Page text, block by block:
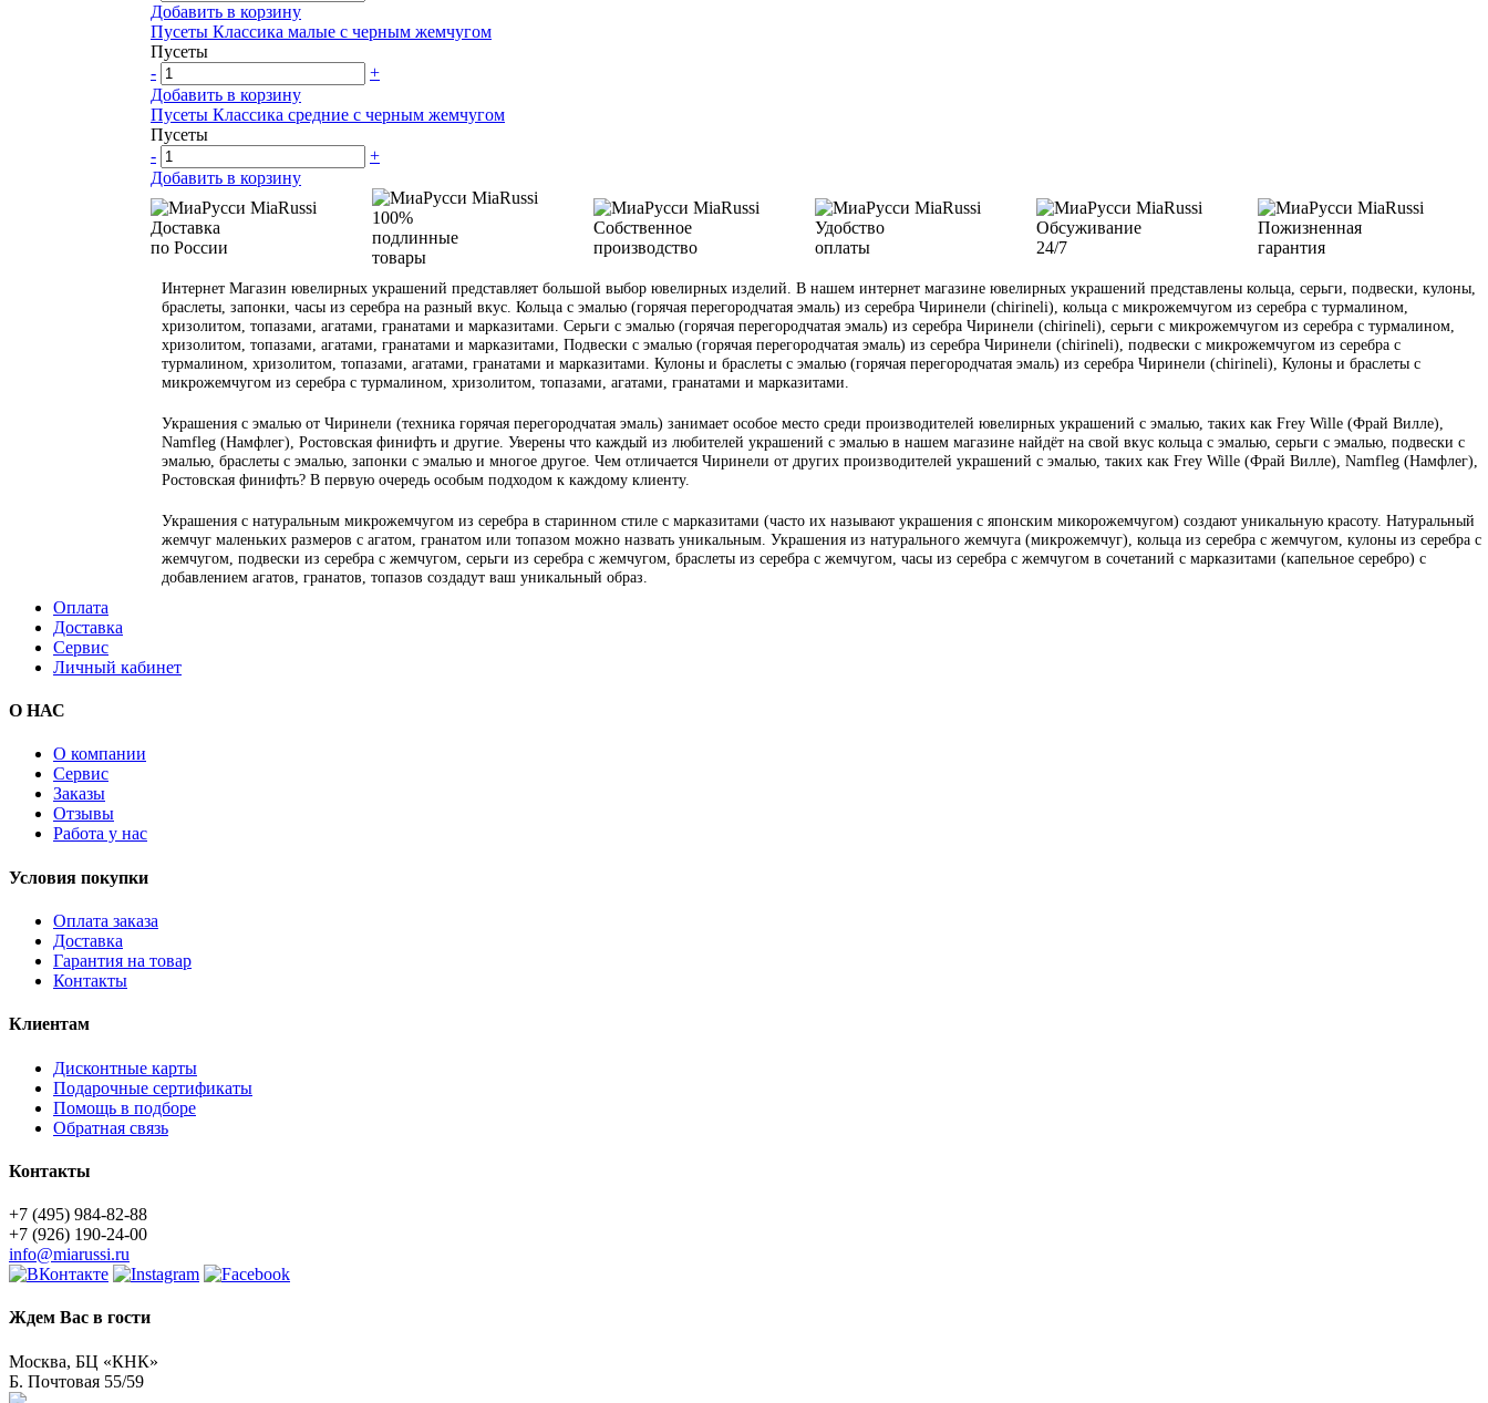
Добавить в корзину
Пусеты Классика малые с черным жемчугом
Пусеты
-
+
Добавить в корзину
Пусеты Классика средние с черным жемчугом
Пусеты
-
+
Добавить в корзину
Доставка
по России
100%
подлинные
товары
Собственное
производство
Удобство
оплаты
Обсуживание
24/7
Пожизненная
гарантия
Интернет Магазин ювелирных украшений представляет большой выбор ювелирных изделий. В нашем интернет магазине ювелирных украшений представлены кольца, серьги, подвески, кулоны,
браслеты, запонки, часы из серебра на разный вкус. Кольца с эмалью (горячая перегородчатая эмаль) из серебра Чиринели (chirineli), кольца с микрожемчугом из серебра с турмалином,
хризолитом, топазами, агатами, гранатами и марказитами. Серьги с эмалью (горячая перегородчатая эмаль) из серебра Чиринели (chirineli), серьги с микрожемчугом из серебра с турмалином,
хризолитом, топазами, агатами, гранатами и марказитами, Подвески с эмалью (горячая перегородчатая эмаль) из серебра Чиринели (chirineli), подвески с микрожемчугом из серебра с
турмалином, хризолитом, топазами, агатами, гранатами и марказитами. Кулоны и браслеты с эмалью (горячая перегородчатая эмаль) из серебра Чиринели (chirineli), Кулоны и браслеты с
микрожемчугом из серебра с турмалином, хризолитом, топазами, агатами, гранатами и марказитами.
Украшения с эмалью от Чиринели (техника горячая перегородчатая эмаль) занимает особое место среди производителей ювелирных украшений с эмалью, таких как Frey Wille (Фрай Вилле),
Namfleg (Намфлег), Ростовская финифть и другие. Уверены что каждый из любителей украшений с эмалью в нашем магазине найдёт на свой вкус кольца с эмалью, серьги с эмалью, подвески с
эмалью, браслеты с эмалью, запонки с эмалью и многое другое. Чем отличается Чиринели от других производителей украшений с эмалью, таких как Frey Wille (Фрай Вилле), Namfleg (Намфлег),
Ростовская финифть? В первую очередь особым подходом к каждому клиенту.
Украшения с натуральным микрожемчугом из серебра в старинном стиле с марказитами (часто их называют украшения с японским микорожемчугом) создают уникальную красоту. Натуральный
жемчуг маленьких размеров с агатом, гранатом или топазом можно назвать уникальным. Украшения из натурального жемчуга (микрожемчуг), кольца из серебра с жемчугом, кулоны из серебра с
жемчугом, подвески из серебра с жемчугом, серьги из серебра с жемчугом, браслеты из серебра с жемчугом, часы из серебра с жемчугом в сочетаний с марказитами (капельное серебро) с
добавлением агатов, гранатов, топазов создадут ваш уникальный образ.
Оплата
Доставка
Сервис
Личный кабинет
О НАС
О компании
Сервис
Заказы
Отзывы
Работа у нас
Условия покупки
Оплата заказа
Доставка
Гарантия на товар
Контакты
Клиентам
Дисконтные карты
Подарочные сертификаты
Помощь в подборе
Обратная связь
Контакты
+7 (495) 984-82-88
+7 (926) 190-24-00
info@miarussi.ru
Ждем Вас в гости
Москва, БЦ «КНК»
Б. Почтовая 55/59